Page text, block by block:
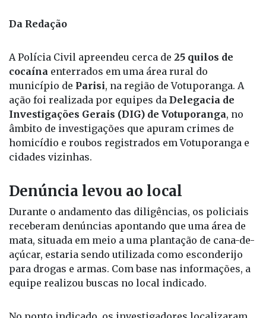
Da Redação
A Polícia Civil apreendeu cerca de 25 quilos de
cocaína enterrados em uma área rural do
município de Parisi, na região de Votuporanga. A
ação foi realizada por equipes da Delegacia de
Investigações Gerais (DIG) de Votuporanga, no
âmbito de investigações que apuram crimes de
homicídio e roubos registrados em Votuporanga e
cidades vizinhas.
Denúncia levou ao local
Durante o andamento das diligências, os policiais
receberam denúncias apontando que uma área de
mata, situada em meio a uma plantação de cana-de-
açúcar, estaria sendo utilizada como esconderijo
para drogas e armas. Com base nas informações, a
equipe realizou buscas no local indicado.